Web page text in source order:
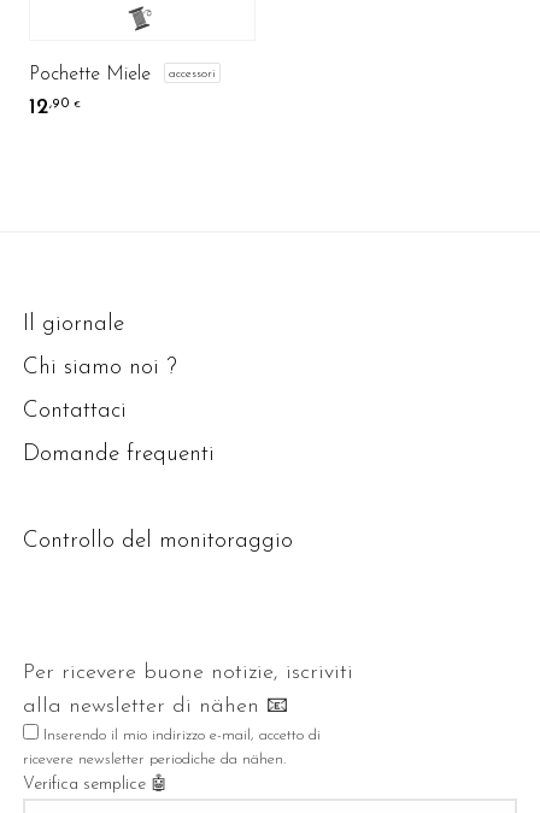
Pochette Miele accessori
12,90 €
Il giornale
Chi siamo noi ?
Contattaci
Domande frequenti
Controllo del monitoraggio
Per ricevere buone notizie, iscriviti
alla newsletter di nähen 📧
Inserendo il mio indirizzo e-mail, accetto di
ricevere newsletter periodiche da nähen.
Verifica semplice 🤖